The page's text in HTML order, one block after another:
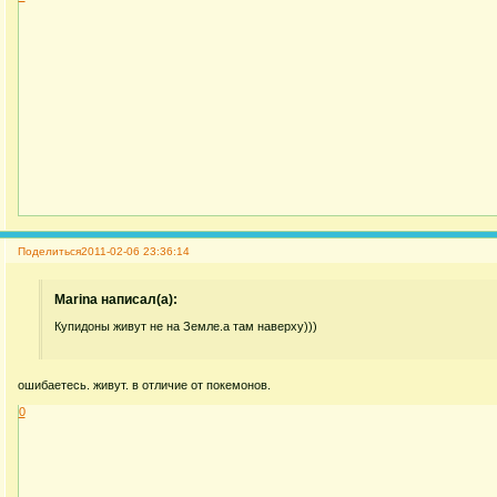
Поделиться2011-02-06 23:36:14
Marina написал(а):
Купидоны живут не на Земле.а там наверху)))
ошибаетесь. живут. в отличие от покемонов.
0